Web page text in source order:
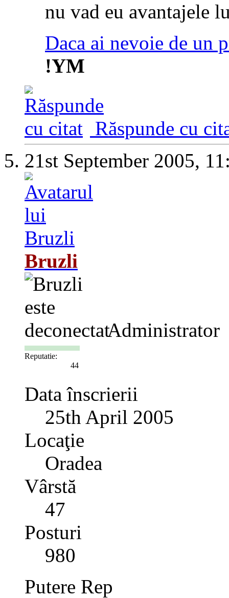
nu vad eu avantajele
Daca ai nevoie de un
!YM
Răspunde cu
21st September 2005,
Bruzli
Administrator
Reputatie:
44
Data înscrierii
25th April 2005
Locaţie
Oradea
Vârstă
47
Posturi
980
Putere Rep